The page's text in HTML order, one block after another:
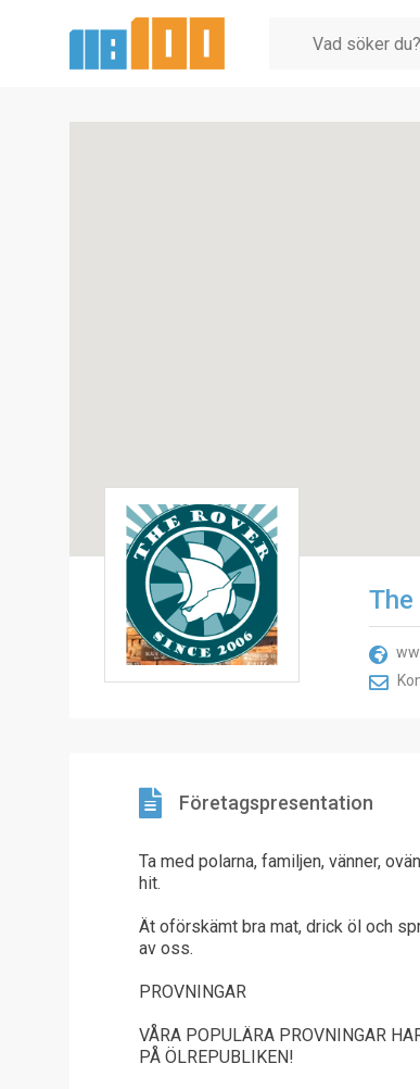
The
Företagspresentation
Ta med polarna, familjen, vänner,
hit.
Ät oförskämt bra mat, drick öl och
av oss.
PROVNINGAR
VÅRA POPULÄRA PROVNINGAR
PÅ ÖLREPUBLIKEN!